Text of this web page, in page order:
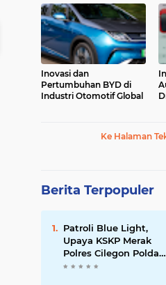
Inovasi dan
Pertumbuhan BYD di
Industri Otomotif Global
Ke Halaman
Berita Terpopuler
Patroli Blue Light,
Upaya KSKP Merak
Polres Cilegon Polda
Banten Tekan Aksi